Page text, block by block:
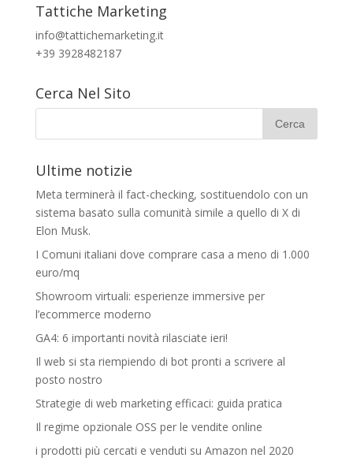
Tattiche Marketing
info@tattichemarketing.it
+39 3928482187
Cerca Nel Sito
Ultime notizie
Meta terminerà il fact-checking, sostituendolo con un
sistema basato sulla comunità simile a quello di X di
Elon Musk.
I Comuni italiani dove comprare casa a meno di 1.000
euro/mq
Showroom virtuali: esperienze immersive per
l’ecommerce moderno
GA4: 6 importanti novità rilasciate ieri!
Il web si sta riempiendo di bot pronti a scrivere al
posto nostro
Strategie di web marketing efficaci: guida pratica
Il regime opzionale OSS per le vendite online
i prodotti più cercati e venduti su Amazon nel 2020